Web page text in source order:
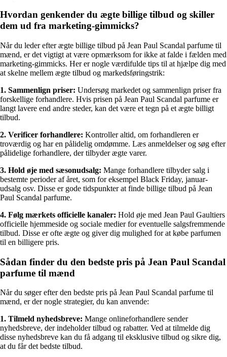
Hvordan genkender du ægte billige tilbud og skiller
dem ud fra marketing-gimmicks?
Når du leder efter ægte billige tilbud på Jean Paul Scandal parfume til
mænd, er det vigtigt at være opmærksom for ikke at falde i fælden med
marketing-gimmicks. Her er nogle værdifulde tips til at hjælpe dig med
at skelne mellem ægte tilbud og markedsføringstrik:
1. Sammenlign priser: Undersøg markedet og sammenlign priser fra
forskellige forhandlere. Hvis prisen på Jean Paul Scandal parfume er
langt lavere end andre steder, kan det være et tegn på et ægte billigt
tilbud.
2. Verificer forhandlere: Kontroller altid, om forhandleren er
troværdig og har en pålidelig omdømme. Læs anmeldelser og søg efter
pålidelige forhandlere, der tilbyder ægte varer.
3. Hold øje med sæsonudsalg: Mange forhandlere tilbyder salg i
bestemte perioder af året, som for eksempel Black Friday, januar-
udsalg osv. Disse er gode tidspunkter at finde billige tilbud på Jean
Paul Scandal parfume.
4. Følg mærkets officielle kanaler: Hold øje med Jean Paul Gaultiers
officielle hjemmeside og sociale medier for eventuelle salgsfremmende
tilbud. Disse er ofte ægte og giver dig mulighed for at købe parfumen
til en billigere pris.
Sådan finder du den bedste pris på Jean Paul Scandal
parfume til mænd
Når du søger efter den bedste pris på Jean Paul Scandal parfume til
mænd, er der nogle strategier, du kan anvende:
1. Tilmeld nyhedsbreve: Mange onlineforhandlere sender
nyhedsbreve, der indeholder tilbud og rabatter. Ved at tilmelde dig
disse nyhedsbreve kan du få adgang til eksklusive tilbud og sikre dig,
at du får det bedste tilbud.